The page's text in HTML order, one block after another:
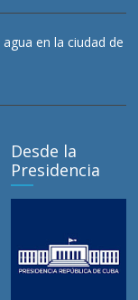
en la ciudad de
Desde la
Presidencia